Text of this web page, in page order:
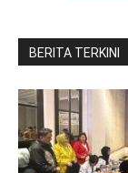
BERITA TERKINI